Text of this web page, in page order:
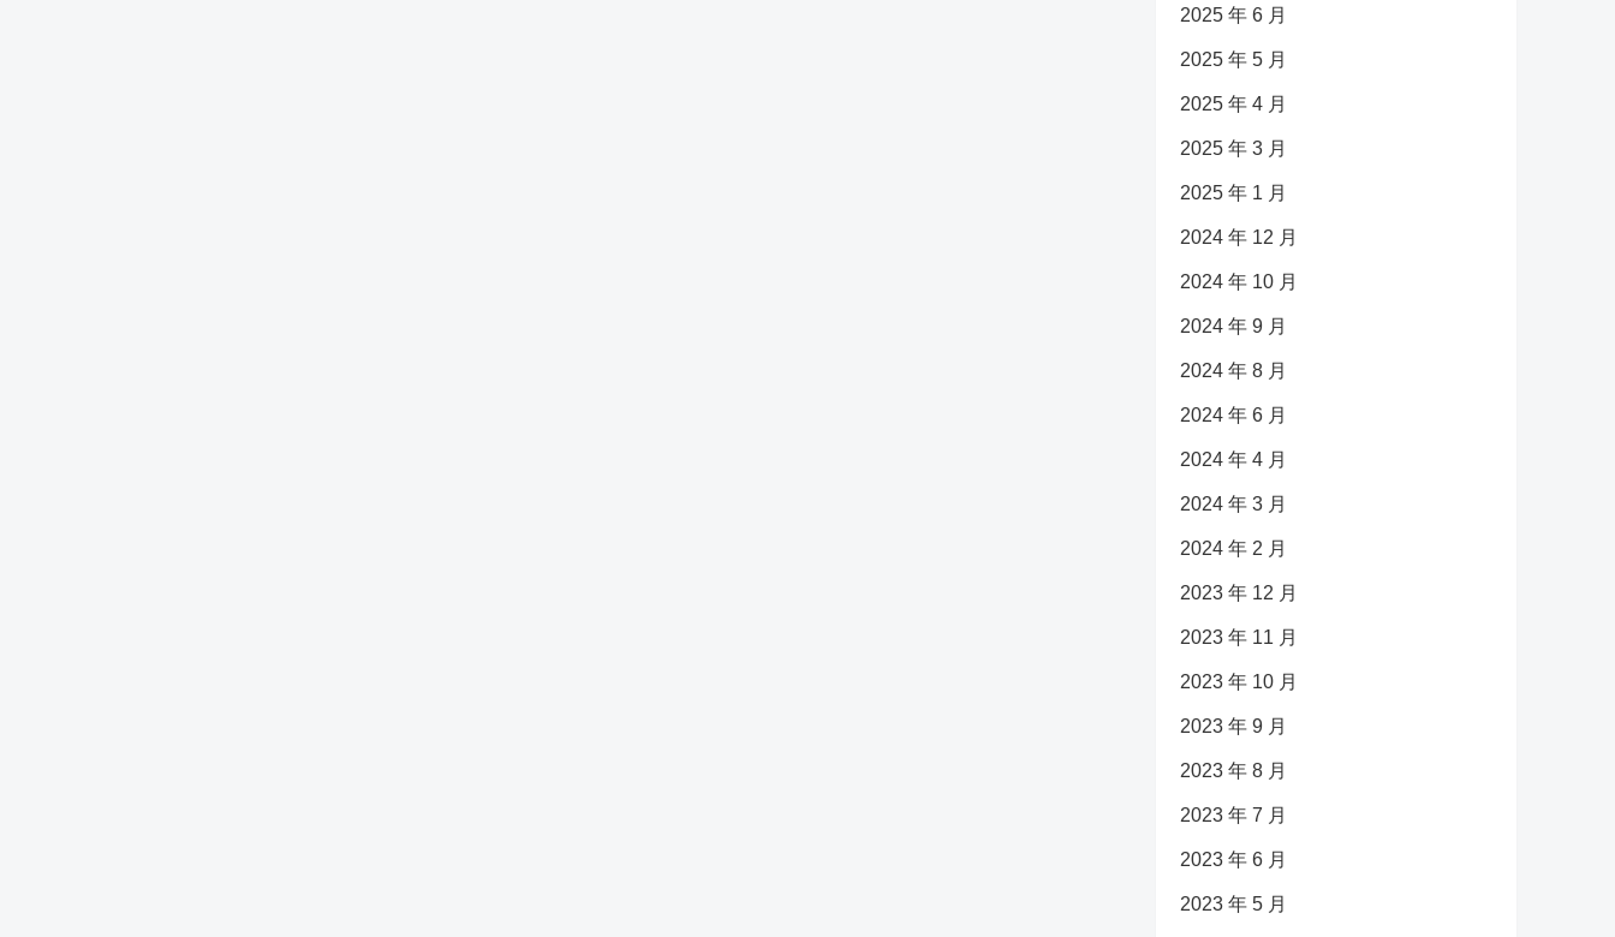
2025 年 6 月
2025 年 5 月
2025 年 4 月
2025 年 3 月
2025 年 1 月
2024 年 12 月
2024 年 10 月
2024 年 9 月
2024 年 8 月
2024 年 6 月
2024 年 4 月
2024 年 3 月
2024 年 2 月
2023 年 12 月
2023 年 11 月
2023 年 10 月
2023 年 9 月
2023 年 8 月
2023 年 7 月
2023 年 6 月
2023 年 5 月